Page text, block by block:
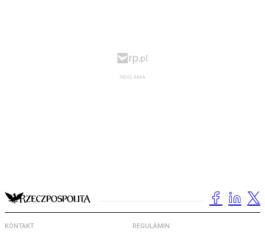
KONTAKT REGULAMIN